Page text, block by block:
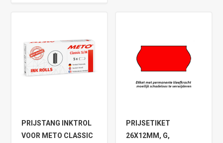
PRIJSTANG INKTROL
VOOR METO CLASSIC
PRIJSETIKET
26X12MM, G,